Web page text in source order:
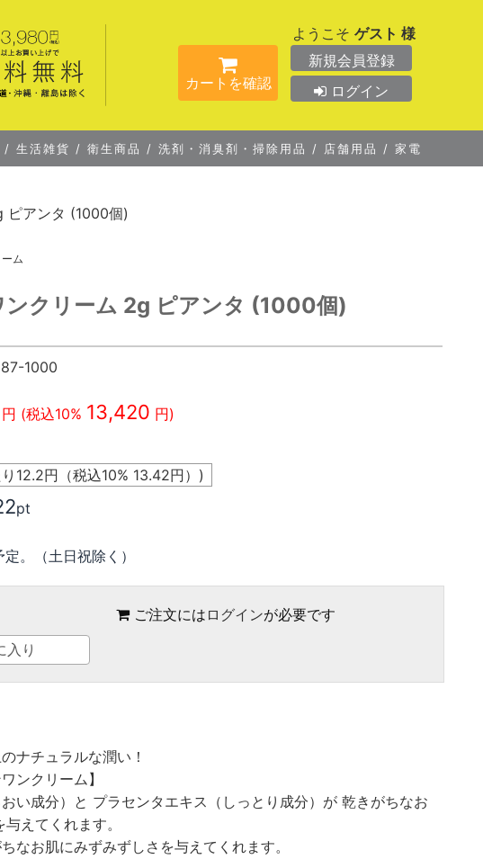
ようこそ ゲスト 様
新規会員登録
ログイン
カートを確認
/ 生活雑貨 / 衛生商品 / 洗剤・消臭剤・掃除用品 / 店舗用品 / 家電
ピアンタ (1000個)
ム
ンクリーム 2g ピアンタ (1000個)
1000
円 (税込10% 13,420 円)
12.2円（税込10% 13.42円）)
pt
。（土日祝除く）
ご注文には ログインが必要です
り
ナチュラルな潤い！
ンクリーム】
い成分）と プラセンタエキス（しっとり成分）が 乾きがちなお
えてくれます。
なお肌にみずみずしさを与えてくれます。